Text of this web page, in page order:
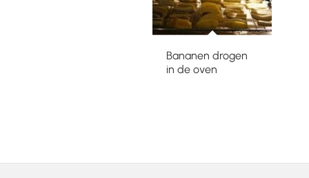
Bananen drogen
in de oven